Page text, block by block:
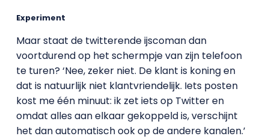
Experiment
Maar staat de twitterende ijscoman dan
voortdurend op het schermpje van zijn telefoon
te turen? ‘Nee, zeker niet. De klant is koning en
dat is natuurlijk niet klantvriendelijk. Iets posten
kost me één minuut: ik zet iets op Twitter en
omdat alles aan elkaar gekoppeld is, verschijnt
het dan automatisch ook op de andere kanalen.’